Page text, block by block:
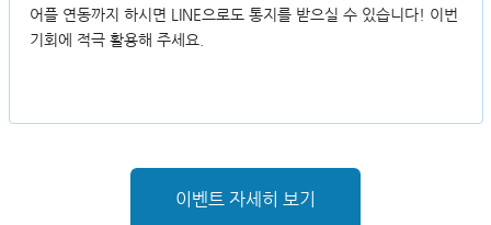
어플 연동까지 하시면 LINE으로도 통지를 받으실 수 있습니다! 이번
기회에 적극 활용해 주세요.
이벤트 자세히 보기